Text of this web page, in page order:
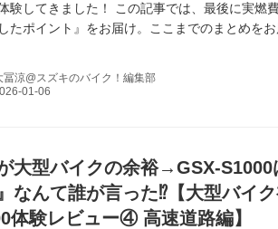
験してきました！ この記事では、最後に実燃
たポイント』をお届け。ここまでのまとめをお
冨涼@スズキのバイク！編集部
大型バイクの余裕→GSX-S1000
なんて誰が言った⁉【大型バイ
体験レビュー④ 高速道路編】